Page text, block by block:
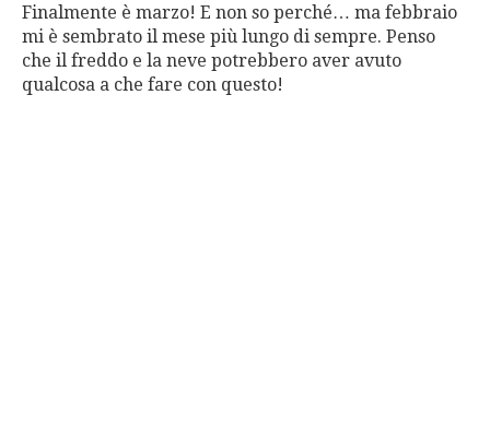
Finalmente è marzo! E non so perché… ma febbraio
mi è sembrato il mese più lungo di sempre. Penso
che il freddo e la neve potrebbero aver avuto
qualcosa a che fare con questo!